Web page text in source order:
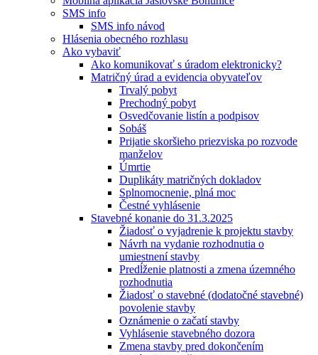
SMS info
SMS info návod
Hlásenia obecného rozhlasu
Ako vybaviť
Ako komunikovať s úradom elektronicky?
Matričný úrad a evidencia obyvateľov
Trvalý pobyt
Prechodný pobyt
Osvedčovanie listín a podpisov
Sobáš
Prijatie skoršieho priezviska po rozvode
manželov
Úmrtie
Duplikáty matričných dokladov
Splnomocnenie, plná moc
Čestné vyhlásenie
Stavebné konanie do 31.3.2025
Žiadosť o vyjadrenie k projektu stavby
Návrh na vydanie rozhodnutia o
umiestnení stavby
Predĺženie platnosti a zmena územného
rozhodnutia
Žiadosť o stavebné (dodatočné stavebné)
povolenie stavby
Oznámenie o začatí stavby
Vyhlásenie stavebného dozora
Zmena stavby pred dokončením